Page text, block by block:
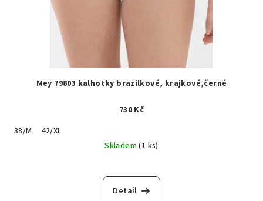
Mey 79803 kalhotky brazilkové, krajkové,černé
730 Kč
38/M
42/XL
Skladem(1 ks)
Detail